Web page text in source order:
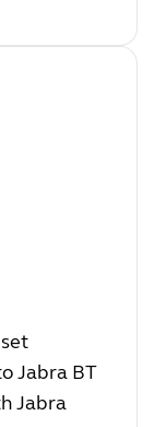
Jabra BT
Jabra